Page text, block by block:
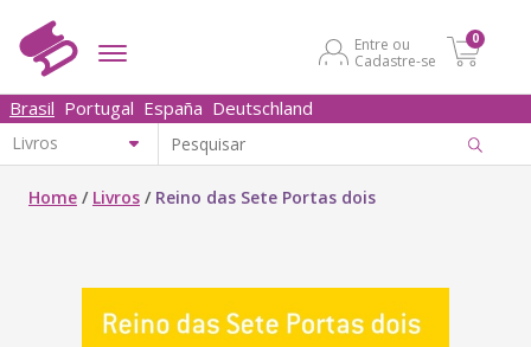
Entre ou
Cadastre-se
0
Brasil Portugal España Deutschland
Home / Livros / Reino das Sete Portas dois